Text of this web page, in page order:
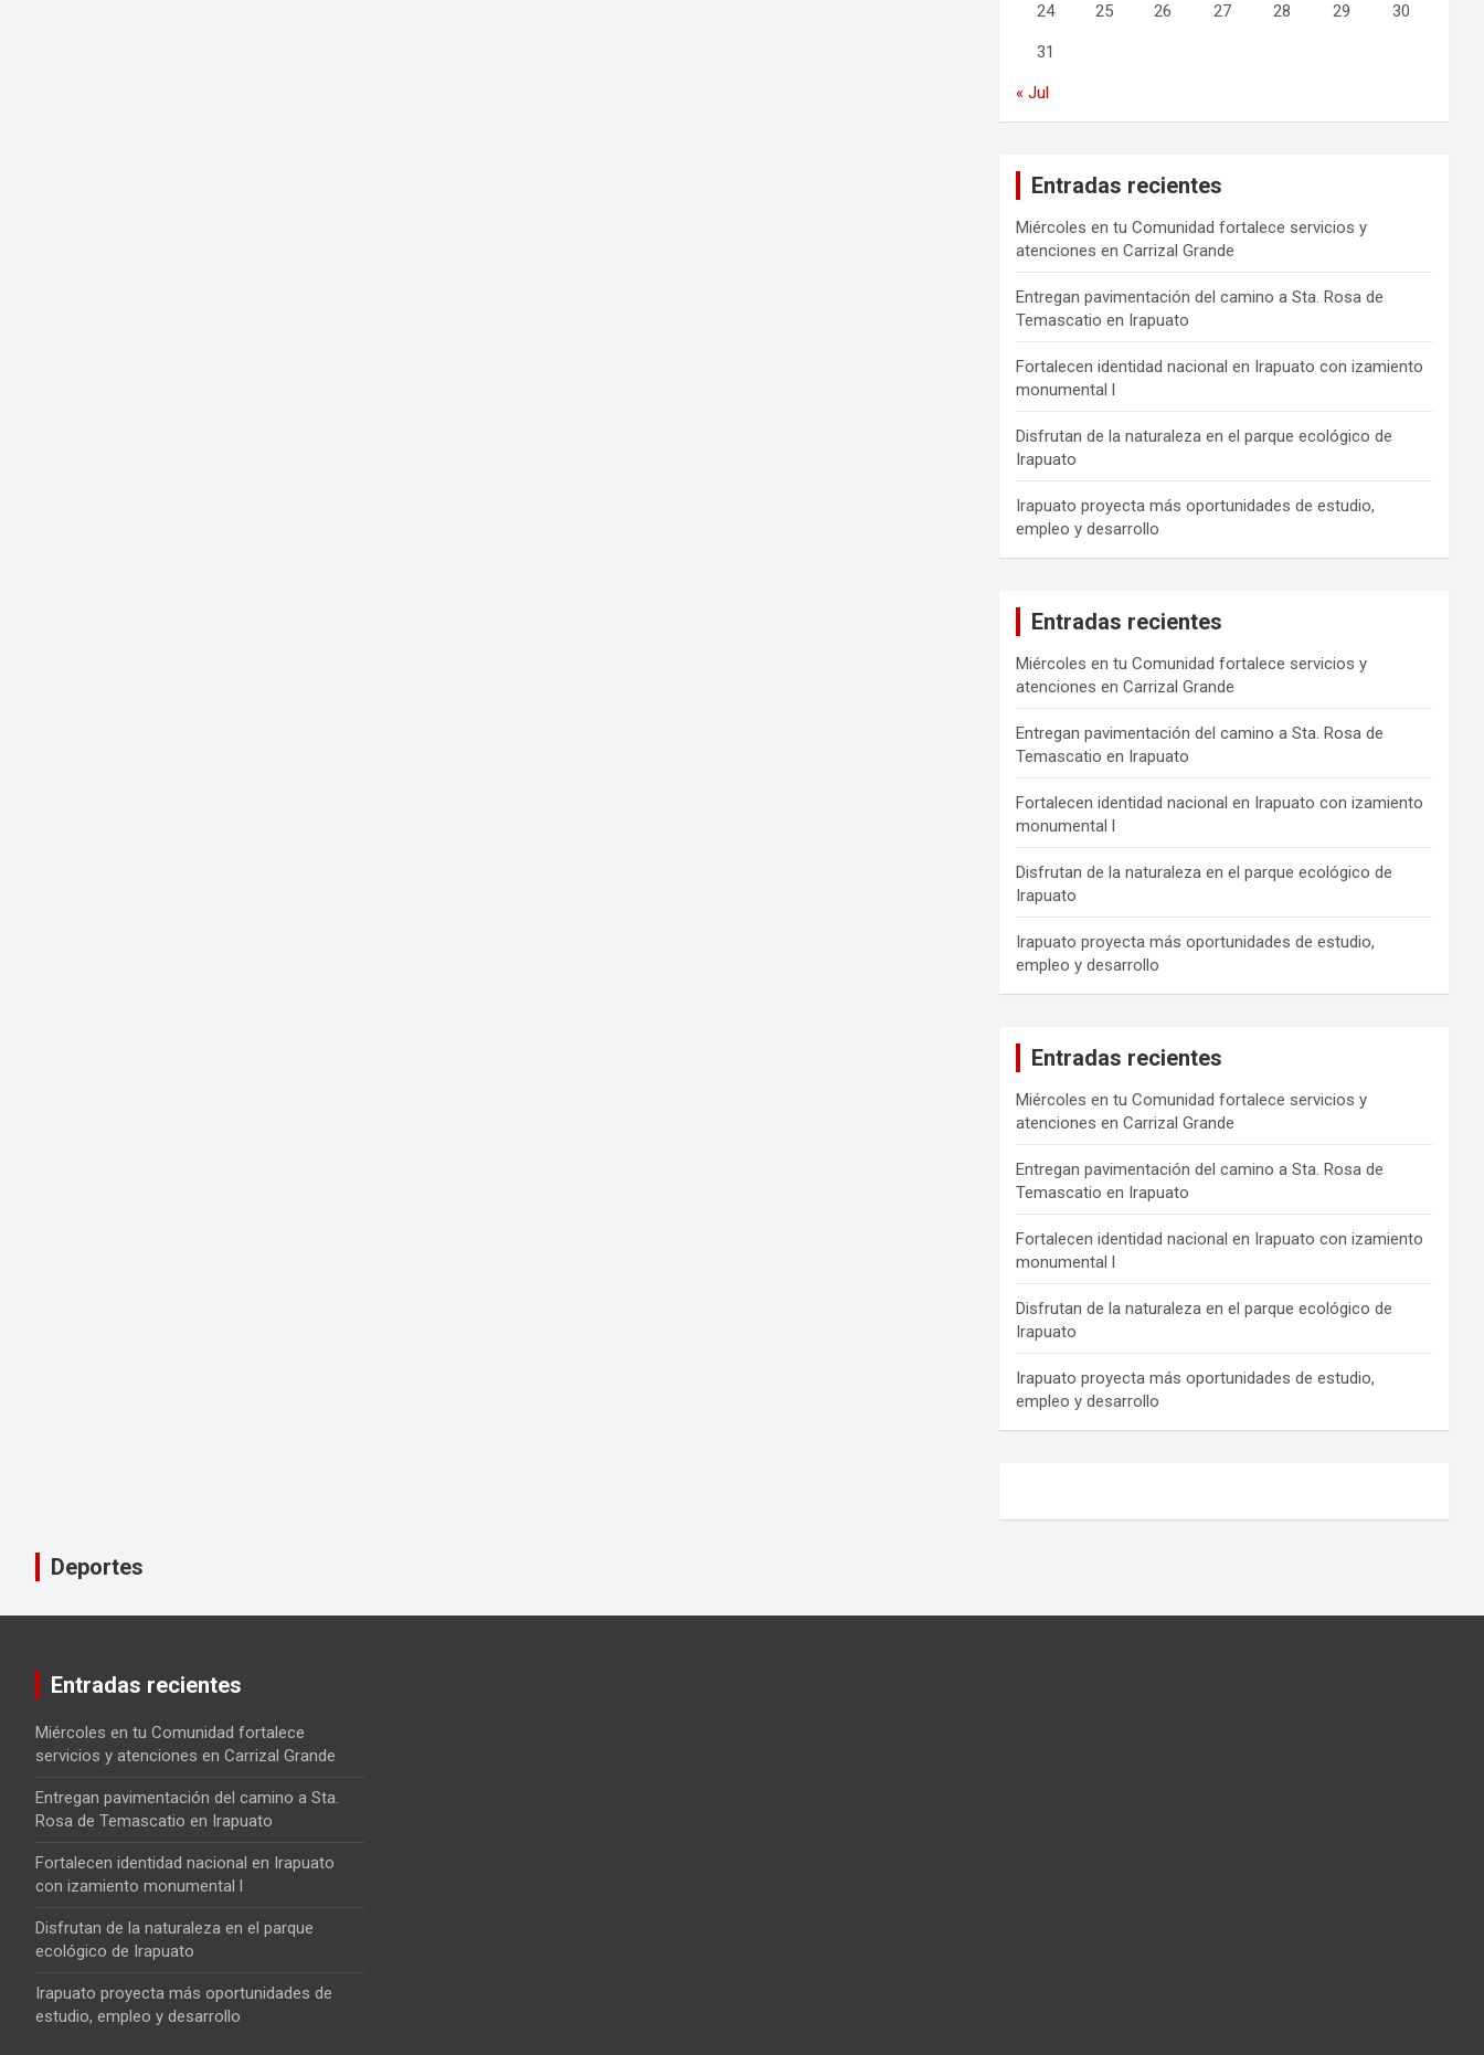
24 25 26 27 28 29 30
31
« Jul
Entradas recientes
Miércoles en tu Comunidad fortalece servicios y
atenciones en Carrizal Grande
Entregan pavimentación del camino a Sta. Rosa de
Temascatio en Irapuato
Fortalecen identidad nacional en Irapuato con izamiento
monumental l
Disfrutan de la naturaleza en el parque ecológico de
Irapuato
Irapuato proyecta más oportunidades de estudio,
empleo y desarrollo
Entradas recientes
Miércoles en tu Comunidad fortalece servicios y
atenciones en Carrizal Grande
Entregan pavimentación del camino a Sta. Rosa de
Temascatio en Irapuato
Fortalecen identidad nacional en Irapuato con izamiento
monumental l
Disfrutan de la naturaleza en el parque ecológico de
Irapuato
Irapuato proyecta más oportunidades de estudio,
empleo y desarrollo
Entradas recientes
Miércoles en tu Comunidad fortalece servicios y
atenciones en Carrizal Grande
Entregan pavimentación del camino a Sta. Rosa de
Temascatio en Irapuato
Fortalecen identidad nacional en Irapuato con izamiento
monumental l
Disfrutan de la naturaleza en el parque ecológico de
Irapuato
Irapuato proyecta más oportunidades de estudio,
empleo y desarrollo
Deportes
Entradas recientes
Miércoles en tu Comunidad fortalece
servicios y atenciones en Carrizal Grande
Entregan pavimentación del camino a Sta.
Rosa de Temascatio en Irapuato
Fortalecen identidad nacional en Irapuato
con izamiento monumental l
Disfrutan de la naturaleza en el parque
ecológico de Irapuato
Irapuato proyecta más oportunidades de
estudio, empleo y desarrollo